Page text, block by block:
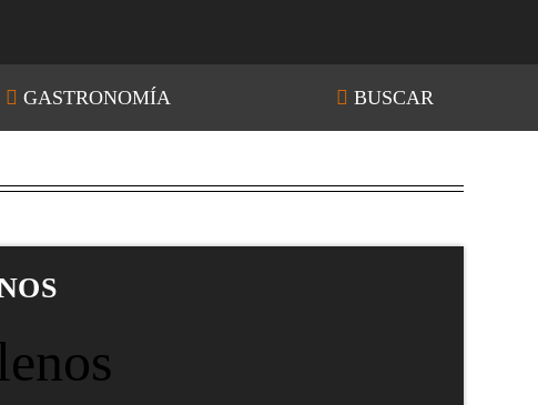
GASTRONOMÍA BUSCAR